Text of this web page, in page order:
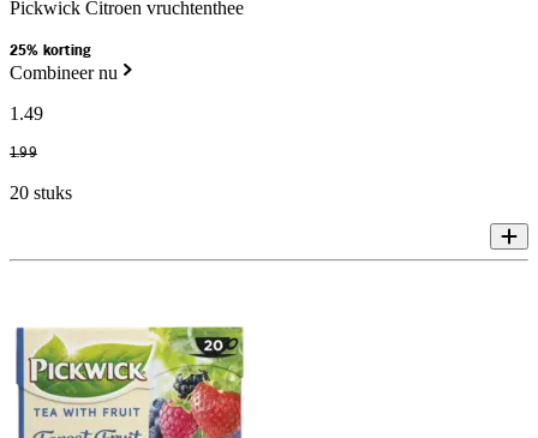
Pickwick Citroen vruchtenthee
25% korting
Combineer nu
1.49
1.99
20 stuks